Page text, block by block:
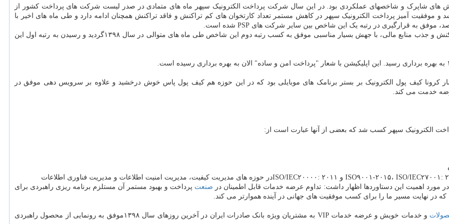
گزارش های شاپرک و شاخصهای عملکردی بود. در این سال شرکت پرداخت الکترونیک سپهر ماه های متمادی در صدر لیست شرکت های پرداخت کشور از
و موفقیت آمیز پرداخت الکترونیک سپهر در کاهش مستمر تعداد کارتخوان های کم تراکنش و فاقد تراکنش همچنان ادامه دارد و طی ماه های اخیر با
شایان ذکر است این شرکت با هدف قراردادن شاخص اثربخشی مبلغ تراکنش و جذب منابع مالی، با جهش بسیار مناسبی موفق به کسب رتبه دوم این شاخص طی ماه های متوالی در سال ۱۳۹۸گردید و رسیدن به رتبه اول این
کرونا کیف پول الکترونیک بر بستر برنامک های موبایلی بود که در این حوزه هم کیف پول پاس خوش درخشید و علاوه بر سرویس دهی موفق در
خدمت می کند.
الکترونیک سپهر کسب شد که بعضی از آنها عبارت است از:
اهمیت این دستاوردها اظهار داشت: تداوم عرضه خدمات قابل اطمینان در صنعت پرداخت و بهبود مستمر آن مستلزم برنامه ریزی راهبردی برای
در نهایت مسیر ما را برای کسب موفقیت های جهانی در آینده هموارتر می کند.
و خدمات خویش و عرضه خدمات VIP به مشتریان ویژه بانک صادرات ایران در آخرین روزهای سال ۱۳۹۸موفق به رونمایی از محصول راهبردی